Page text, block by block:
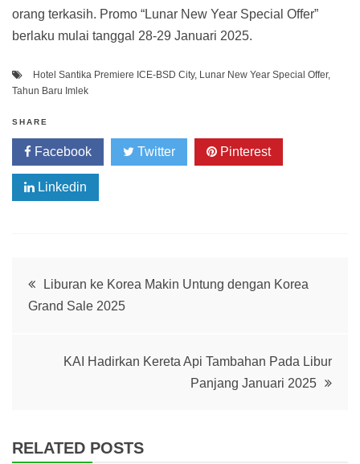
orang terkasih. Promo “Lunar New Year Special Offer”
berlaku mulai tanggal 28-29 Januari 2025.
Hotel Santika Premiere ICE-BSD City, Lunar New Year Special Offer,
Tahun Baru Imlek
SHARE
Facebook Twitter Pinterest
Linkedin
PostLiburan ke Korea Makin Untung dengan Korea
Grand Sale 2025
KAI Hadirkan Kereta Api Tambahan Pada Libur
Panjang Januari 2025
RELATED POSTS